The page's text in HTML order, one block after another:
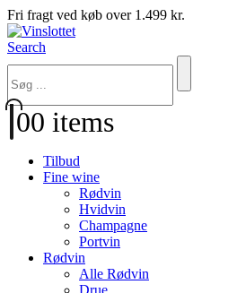
Fri fragt ved køb over 1.499 kr.
Search
00 items
Tilbud
Fine wine
Rødvin
Hvidvin
Champagne
Portvin
Rødvin
Alle Rødvin
Drue